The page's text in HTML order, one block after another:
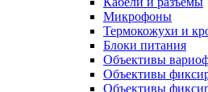
Микрофоны
Термокожухи и
Блоки питания
Объективы
Объективы
Объективы